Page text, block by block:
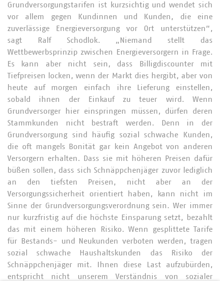
Grundversorgungstarifen ist kurzsichtig und wendet sich
vor allem gegen Kundinnen und Kunden, die eine
zuverlässige Energieversorgung vor Ort unterstützen“,
sagt Ralf Schodlok. „Niemand stellt das
Wettbewerbsprinzip zwischen Energieversorgern in Frage.
Es kann aber nicht sein, dass Billigdiscounter mit
Tiefpreisen locken, wenn der Markt dies hergibt, aber von
heute auf morgen einfach ihre Lieferung einstellen,
sobald ihnen der Einkauf zu teuer wird. Wenn
Grundversorger hier einspringen müssen, dürfen deren
Stammkunden nicht bestraft werden. Denn in der
Grundversorgung sind häufig sozial schwache Kunden,
die oft mangels Bonität gar kein Angebot von anderen
Versorgern erhalten. Dass sie mit höheren Preisen dafür
büßen sollen, dass sich Schnäppchenjäger zuvor lediglich
an den tiefsten Preisen, nicht aber an der
Versorgungssicherheit orientiert haben, kann nicht im
Sinne der Grundversorgungsverordnung sein. Wer immer
nur kurzfristig auf die höchste Einsparung setzt, bezahlt
das mit einem höheren Risiko. Wenn gesplittete Tarife
für Bestands- und Neukunden verboten werden, tragen
sozial schwache Haushaltskunden das Risiko der
Schnäppchenjäger mit. Ihnen diese Last aufzubürden,
entspricht nicht unserem Verständnis von sozialer